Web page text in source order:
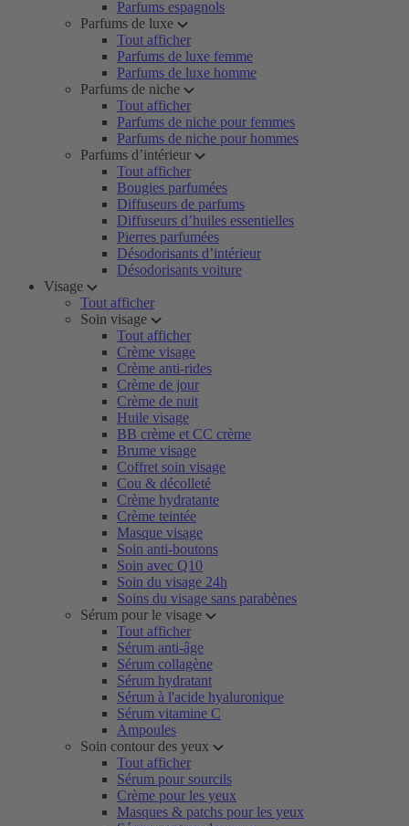
Parfums espagnols
Parfums de luxe
Tout afficher
Parfums de luxe femme
Parfums de luxe homme
Parfums de niche
Tout afficher
Parfums de niche pour femmes
Parfums de niche pour hommes
Parfums d’intérieur
Tout afficher
Bougies parfumées
Diffuseurs de parfums
Diffuseurs d’huiles essentielles
Pierres parfumées
Désodorisants d’intérieur
Désodorisants voiture
Visage
Tout afficher
Soin visage
Tout afficher
Crème visage
Crème anti-rides
Crème de jour
Crème de nuit
Huile visage
BB crème et CC crème
Brume visage
Coffret soin visage
Cou & décolleté
Crème hydratante
Crème teintée
Masque visage
Soin anti-boutons
Soin avec Q10
Soin du visage 24h
Soins du visage sans parabènes
Sérum pour le visage
Tout afficher
Sérum anti-âge
Sérum collagène
Sérum hydratant
Sérum à l'acide hyaluronique
Sérum vitamine C
Ampoules
Soin contour des yeux
Tout afficher
Sérum pour sourcils
Crème pour les yeux
Masques & patchs pour les yeux